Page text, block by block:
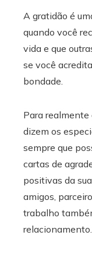
A gratidão é
quando você
vida e que
se você
bondade.
Para realmente
dizem os
sempre que
cartas de
positivas da
amigos,
trabalho
relacionamento.